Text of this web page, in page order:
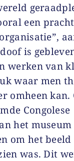
een
is
werken van
waar men
omheen kan.
Congolese
het museum
om het beeld
was. Dit